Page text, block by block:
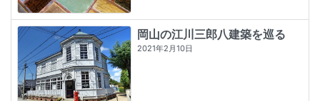
岡山の江川三郎八建築を巡る
2021年2月10日